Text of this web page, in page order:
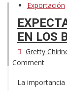
Exportación
EN LOS
Gretty
Comment
La